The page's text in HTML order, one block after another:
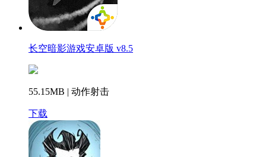
长空暗影游戏安卓版 v8.5
55.15MB | 动作射击
下载